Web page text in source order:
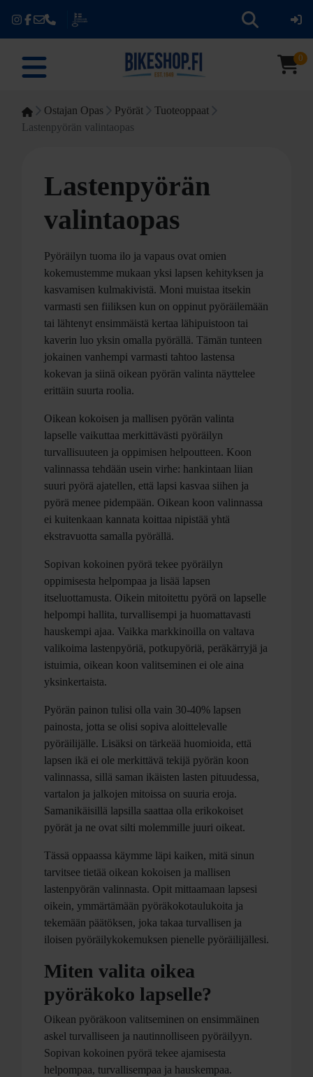
0
Ostajan Opas Pyörät
Tuoteoppaat
Lastenpyörän valintaopas
Lastenpyörän
valintaopas
Pyöräilyn tuoma ilo ja vapaus ovat omien
kokemustemme mukaan yksi lapsen kehityksen ja
kasvamisen kulmakivistä. Moni muistaa itsekin
varmasti sen fiiliksen kun on oppinut pyöräilemään
tai lähtenyt ensimmäistä kertaa lähipuistoon tai
kaverin luo yksin omalla pyörällä. Tämän tunteen
jokainen vanhempi varmasti tahtoo lastensa
kokevan ja siinä oikean pyörän valinta näyttelee
erittäin suurta roolia.
Oikean kokoisen ja mallisen pyörän valinta
lapselle vaikuttaa merkittävästi pyöräilyn
turvallisuuteen ja oppimisen helpoutteen. Koon
valinnassa tehdään usein virhe: hankintaan liian
suuri pyörä ajatellen, että lapsi kasvaa siihen ja
pyörä menee pidempään. Oikean koon valinnassa
ei kuitenkaan kannata koittaa nipistää yhtä
ekstravuotta samalla pyörällä.
Sopivan kokoinen pyörä tekee pyöräilyn
oppimisesta helpompaa ja lisää lapsen
itseluottamusta. Oikein mitoitettu pyörä on lapselle
helpompi hallita, turvallisempi ja huomattavasti
hauskempi ajaa. Vaikka markkinoilla on valtava
valikoima lastenpyöriä, potkupyöriä, peräkärryjä ja
istuimia, oikean koon valitseminen ei ole aina
yksinkertaista.
Pyörän painon tulisi olla vain 30-40% lapsen
painosta, jotta se olisi sopiva aloittelevalle
pyöräilijälle. Lisäksi on tärkeää huomioida, että
lapsen ikä ei ole merkittävä tekijä pyörän koon
valinnassa, sillä saman ikäisten lasten pituudessa,
vartalon ja jalkojen mitoissa on suuria eroja.
Samanikäisillä lapsilla saattaa olla erikokoiset
pyörät ja ne ovat silti molemmille juuri oikeat.
Tässä oppaassa käymme läpi kaiken, mitä sinun
tarvitsee tietää oikean kokoisen ja mallisen
lastenpyörän valinnasta. Opit mittaamaan lapsesi
oikein, ymmärtämään pyöräkokotaulukoita ja
tekemään päätöksen, joka takaa turvallisen ja
iloisen pyöräilykokemuksen pienelle pyöräilijällesi.
Miten valita oikea
pyöräkoko lapselle?
Oikean pyöräkoon valitseminen on ensimmäinen
askel turvalliseen ja nautinnolliseen pyöräilyyn.
Sopivan kokoinen pyörä tekee ajamisesta
helpompaa, turvallisempaa ja hauskempaa.